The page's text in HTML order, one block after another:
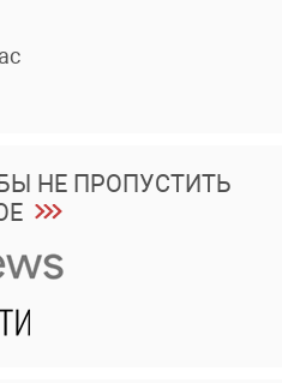
НЕ ПРОПУСТИТЬ